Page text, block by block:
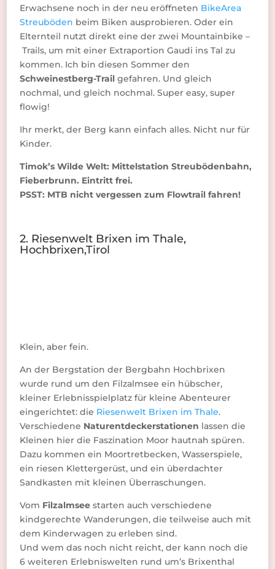
Erwachsene noch in der neu eröffneten BikeArea
Streuböden beim Biken ausprobieren. Oder ein
Elternteil nutzt direkt eine der zwei Mountainbike –
Trails, um mit einer Extraportion Gaudi ins Tal zu
kommen. Ich bin diesen Sommer den
Schweinestberg-Trail gefahren. Und gleich
nochmal, und gleich nochmal. Super easy, super
flowig!
Ihr merkt, der Berg kann einfach alles. Nicht nur für
Kinder.
Timok’s Wilde Welt: Mittelstation Streubödenbahn,
Fieberbrunn. Eintritt frei.
PSST: MTB nicht vergessen zum Flowtrail fahren!
2. Riesenwelt Brixen im Thale,
Hochbrixen,Tirol
Klein, aber fein.
An der Bergstation der Bergbahn Hochbrixen
wurde rund um den Filzalmsee ein hübscher,
kleiner Erlebnisspielplatz für kleine Abenteurer
eingerichtet: die Riesenwelt Brixen im Thale.
Verschiedene Naturentdeckerstationen lassen die
Kleinen hier die Faszination Moor hautnah spüren.
Dazu kommen ein Moortretbecken, Wasserspiele,
ein riesen Klettergerüst, und ein überdachter
Sandkasten mit kleinen Überraschungen.
Vom Filzalmsee starten auch verschiedene
kindgerechte Wanderungen, die teilweise auch mit
dem Kinderwagen zu erleben sind.
Und wem das noch nicht reicht, der kann noch die
6 weiteren Erlebniswelten rund um’s Brixenthal